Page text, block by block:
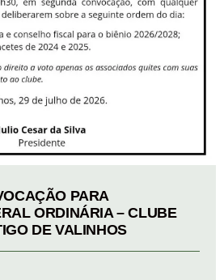
PARA
ORDINÁRIA – CLUBE
DE VALINHOS